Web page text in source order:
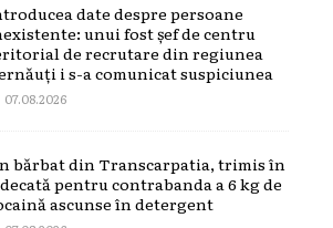
date despre persoane
unui fost șef de centru
de recrutare din regiunea
i s-a comunicat suspiciunea
07.08.2026
bărbat din Transcarpatia, trimis în
pentru contrabanda a 6 kg de
ascunse în detergent